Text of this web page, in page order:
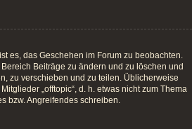
es, das Geschehen im Forum zu beobachten.
Beiträge zu ändern und zu löschen und
zu verschieben und zu teilen. Üblicherweise
„offtopic“, d. h. etwas nicht zum Thema
bzw. Angreifendes schreiben.